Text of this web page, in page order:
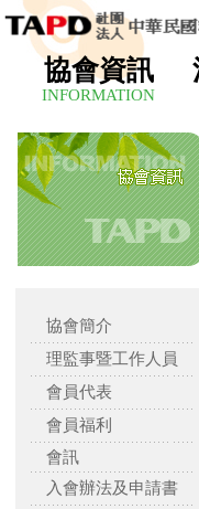
協會資訊
INFORMATION
協會簡介
理監事暨工作人員
會員代表
會員福利
會訊
入會辦法及申請書